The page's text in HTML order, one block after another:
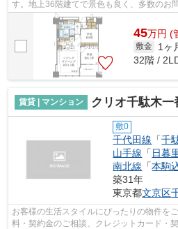
す。地上36階建てで景色も良く、多数のお
す。設備や外観が充実しているマンション...
45万円 (
敷金 1ヶ
32階 /
賃貸 | マンション クリオ千駄木一
敷0
千代田線 「千
山手線 「 日暮
南北線 「本駒
築31年
東京都文京区
お客様の生活スタイルにぴったりの物件を
料・契約金のご相談、クレジットカード・